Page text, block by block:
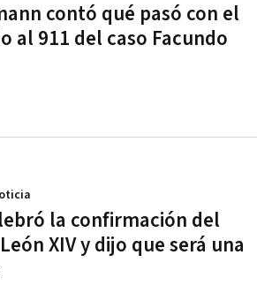
contó qué pasó con el
al 911 del caso Facundo
la confirmación del
XIV y dijo que será una